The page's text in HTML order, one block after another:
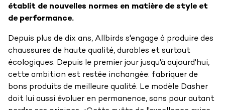
établit de nouvelles normes en matière de style et
de performance.
Depuis plus de dix ans, Allbirds s'engage à produire des
chaussures de haute qualité, durables et surtout
écologiques. Depuis le premier jour jusqu'à aujourd'hui,
cette ambition est restée inchangée: fabriquer de
bons produits de meilleure qualité. Le modèle Dasher
doit lui aussi évoluer en permanence, sans pour autant